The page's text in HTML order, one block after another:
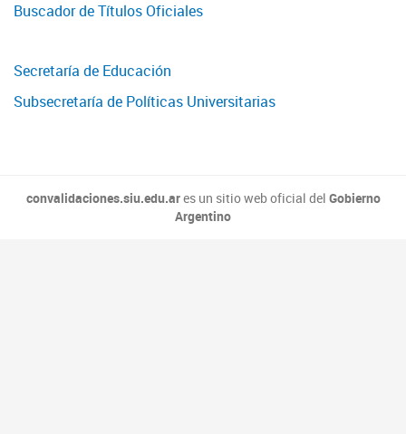
Buscador de Títulos Oficiales
Secretaría de Educación
Subsecretaría de Políticas Universitarias
convalidaciones.siu.edu.ares un sitio web oficial del Gobierno
Argentino